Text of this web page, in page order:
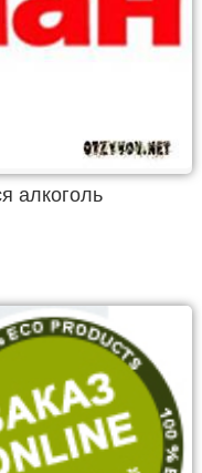
алкоголь